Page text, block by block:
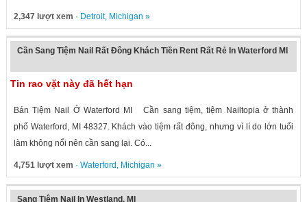
2,347 lượt xem · Detroit, Michigan »
Cần Sang Tiệm Nail Rất Đông Khách Tiền Rent Rất Rẻ In Waterford MI
Tin rao vặt này đã hết hạn
Bán Tiệm Nail Ở Waterford MI Cần sang tiệm, tiệm Nailtopia ở thành
phố Waterford, MI 48327. Khách vào tiệm rất đông, nhưng vì lí do lớn tuổi
làm không nổi nên cần sang lại. Có...
4,751 lượt xem · Waterford , Michigan »
Sang Tiệm Nail In Westland, MI